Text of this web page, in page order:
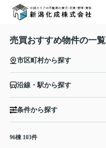
売買おすすめ物件の一覧
市区町村から探す
沿線・駅から探す
条件から探す
96棟 103件